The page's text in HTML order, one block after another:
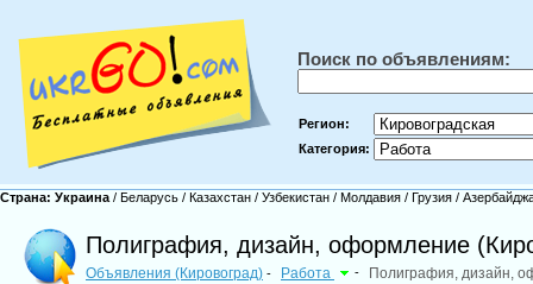
Поиск по объявлениям:
Регион:
Категория:
Страна: Украина / Беларусь / Казахстан / Узбекистан / Молдавия / Грузия /
Полиграфия, дизайн, оформление
Объявления (Кировоград) - Работа - Полиграфия, дизайн,